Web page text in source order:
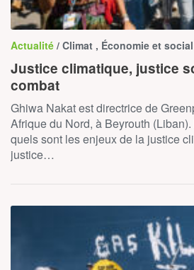
Actualité / Climat , Économie et social
Justice climatique, justice
combat
Ghiwa Nakat est directrice de
Afrique du Nord, à Beyrouth
quels sont les enjeux de la justice
justice…